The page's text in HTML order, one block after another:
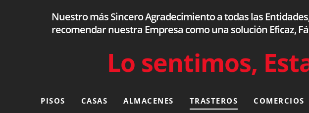
Nuestro más Sincero Agradecimiento a todas las
recomendar nuestra Empresa como una solución Eficaz,
Lo sentimos,
PISOS CASAS ALMACENES TRASTEROS COMERCIOS